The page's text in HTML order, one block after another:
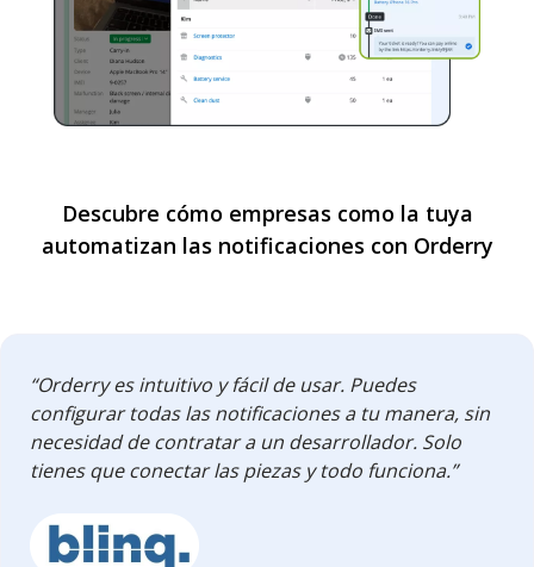
Descubre cómo empresas como la tuya
automatizan las notificaciones con Orderry
“Orderry es intuitivo y fácil de usar. Puedes
configurar todas las notificaciones a tu manera, sin
necesidad de contratar a un desarrollador. Solo
tienes que conectar las piezas y todo funciona.”